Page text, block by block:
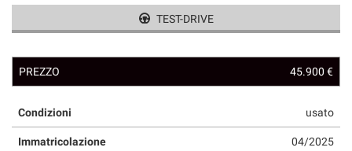
TEST-DRIVE
PREZZO 45.900 €
Condizioni usato
Immatricolazione 04/2025